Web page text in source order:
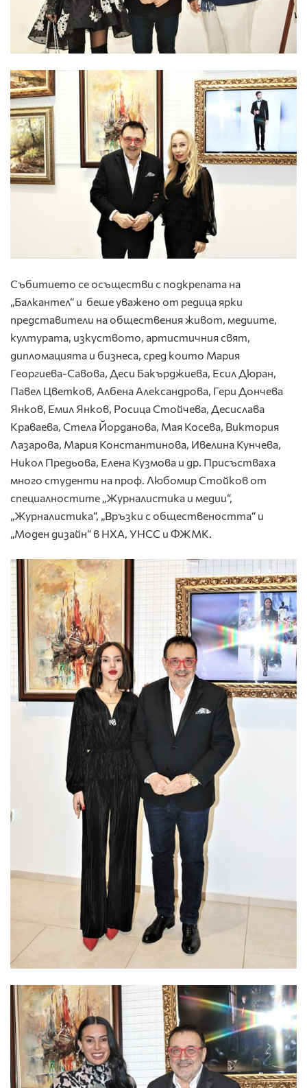
Събитието се осъществи с подкрепата на
„Балкантел“ и беше уважено от редица ярки
представители на обществения живот, медиите,
културата, изкуството, артистичния свят,
дипломацията и бизнеса, сред които Мария
Георгиева-Савова, Деси Бакърджиева, Есил Дюран,
Павел Цветков, Албена Александрова, Гери Дончева
Янков, Емил Янков, Росица Стойчева, Десислава
Краваева, Стела Йорданова, Мая Косева, Виктория
Лазарова, Мария Константинова, Ивелина Кунчева,
Никол Предьова, Елена Кузмова и др. Присъстваха
много студенти на проф. Любомир Стойков от
специалностите „Журналистика и медии“,
„Журналистика“, „Връзки с обществеността“ и
„Моден дизайн“ в НХА, УНСС и ФЖМК.